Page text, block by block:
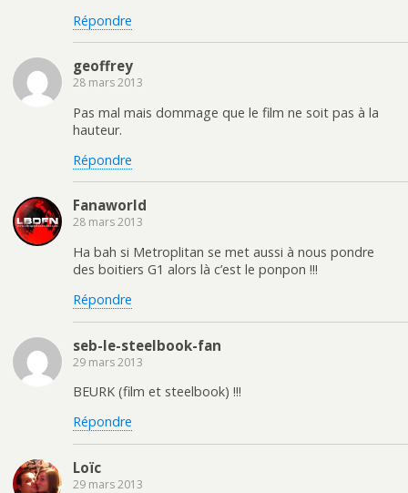
Répondre
geoffrey
28 mars 2013
Pas mal mais dommage que le film ne soit pas à la
hauteur.
Répondre
Fanaworld
28 mars 2013
Ha bah si Metroplitan se met aussi à nous pondre
des boitiers G1 alors là c’est le ponpon !!!
Répondre
seb-le-steelbook-fan
29 mars 2013
BEURK (film et steelbook) !!!
Répondre
Loïc
29 mars 2013